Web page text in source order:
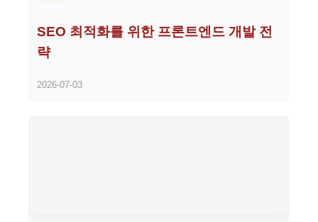
SEO 최적화를 위한 프론트엔드 개발 전
략
2026-07-03